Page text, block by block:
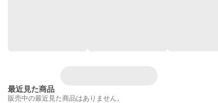
最近見た商品
販売中の最近見た商品はありません。